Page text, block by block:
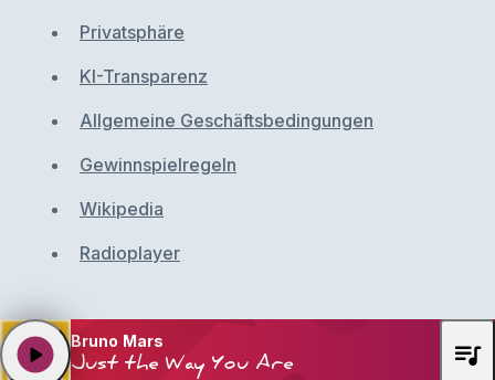
Privatsphäre
KI-Transparenz
Allgemeine Geschäftsbedingungen
Gewinnspielregeln
Wikipedia
Radioplayer
Bruno Mars
Just the Way You Are
play_arrow queue_music